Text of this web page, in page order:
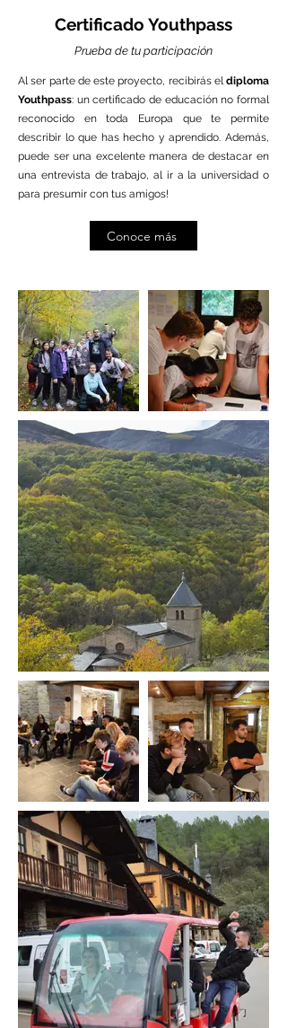
Certificado Youthpass
Prueba de tu participación
Al ser parte de este proyecto, recibirás eldiploma
Youthpass: un certificado de educación no formal
reconocido en toda Europa que te permite
describir lo que has hecho y aprendido. Además,
puede ser una excelente manera de destacar en
una entrevista de trabajo, al ir a la universidad o
para presumir con tus amigos!
Conoce más